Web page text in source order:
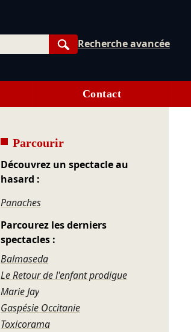
Rechercher
Recherche avancée
Contact
Parcourir
Découvrez un spectacle au
hasard :
Panaches
Parcourez les derniers
spectacles :
Balmaseda
Le Retour de l'enfant prodigue
Marie Jay
Gaspésie Occitanie
Toxicorama